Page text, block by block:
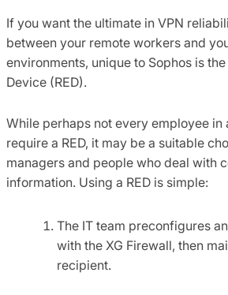
If you want the ultimate in VPN
between your remote workers and
environments, unique to Sophos is
Device (RED).
While perhaps not every employee in
require a RED, it may be a suitable
managers and people who deal with
information. Using a RED is simple:
The IT team preconfigures
with the XG Firewall, then
recipient.